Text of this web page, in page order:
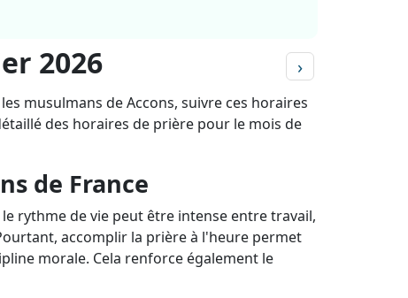
2026 ›
musulmans de Accons, suivre ces horaires
des horaires de prière pour le mois de
de France
rythme de vie peut être intense entre travail,
accomplir la prière à l'heure permet
morale. Cela renforce également le